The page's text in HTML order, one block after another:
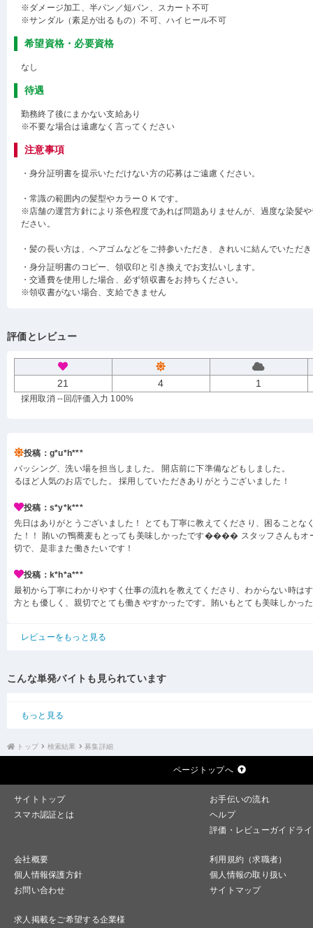
※ダメージ加工、半パン／短パン、スカート不可
※サンダル（素足が出るもの）不可、ハイヒール不可
希望資格・必要資格
なし
待遇
勤務終了後にまかない支給あり
※不要な場合は遠慮なく言ってください
注意事項
・身分証明書を提示いただけない方の応募はご遠慮ください。
・常識の範囲内の髪型やカラーＯＫです。
※店舗の運営方針により茶色程度であれば問題ありませんが、過度な染髪
ださい。
・髪の長い方は、ヘアゴムなどをご持参いただき、きれいに結んでいただ
・身分証明書のコピー、領収印と引き換えでお支払いします。
・交通費を使用した場合、必ず領収書をお持ちください。
※領収書がない場合、支給できません
評価とレビュー
21 4 1
採用取消 --回/評価入力 100%
投稿：g*u*h***
バッシング、洗い場を担当しました。 開店前に下準備などもしました。
るほど人気のお店でした。 採用していただきありがとうございました！
投稿：s*y*k***
先日はありがとうございました！ とても丁寧に教えてくださり、困ることな
た！！ 賄いの鴨蕎麦もとっても美味しかったです���� スタッフさんもオ
切で、是非また働きたいです！
投稿：k*h*a***
最初から丁寧にわかりやすく仕事の流れを教えてくださり、わからない時は
方とも優しく、親切でとても働きやすかったです。賄いもとても美味しかっ
レビューをもっと見る
こんな単発バイトも見られています
もっと見る
トップ 検索結果 募集詳細
ページトップへ
サイトトップ
お手伝いの流れ
スマホ認証とは
ヘルプ
評価・レビューガイドラ
会社概要
利用規約（求職者）
個人情報保護方針
個人情報の取り扱い
お問い合わせ
サイトマップ
求人掲載をご希望する企業様